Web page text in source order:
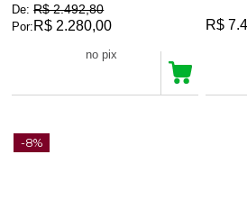
De: R$ 2.492,80
Por: R$ 2.280,00
no pix
R$
-8%